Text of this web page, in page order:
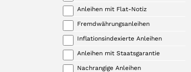
Anleihen mit Flat-Notiz
Fremdwährungsanleihen
Inflationsindexierte Anleihen
Anleihen mit Staatsgarantie
Nachrangige Anleihen